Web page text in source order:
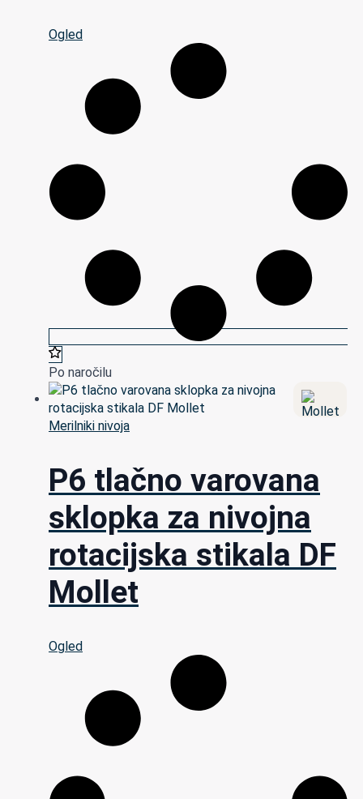
Ogled
Po naročilu
Merilniki nivoja
P6 tlačno varovana
sklopka za nivojna
rotacijska stikala DF
Mollet
Ogled